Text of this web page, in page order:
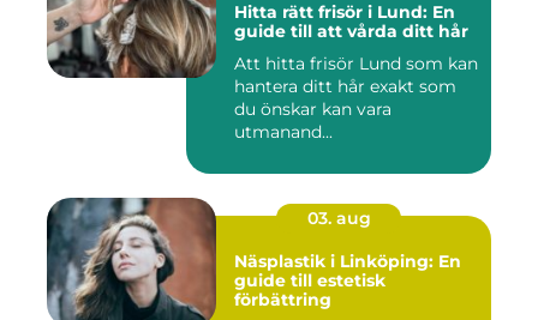
Hitta rätt frisör i Lund: En
guide till att vårda ditt hår
Att hitta frisör Lund som kan
hantera ditt hår exakt som
du önskar kan vara
utmanand...
03. aug
Näsplastik i Linköping: En
guide till estetisk
förbättring